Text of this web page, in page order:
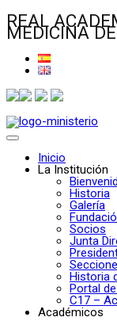
REAL
MEDICINA
Inicio
La Institución
Historia
Galería
Socios
Junta
Historia
Portal
C17 –
Académicos